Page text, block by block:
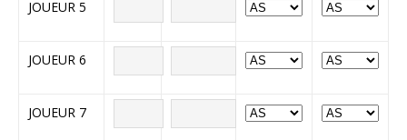
JOUEUR 5
JOUEUR 6
JOUEUR 7